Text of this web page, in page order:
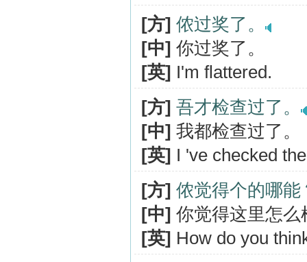
[方] 侬过奖了。
[中] 你过奖了。
[英] I'm flattered.
[方] 吾才检查过了。
[中] 我都检查过了。
[英] I 've checked
[方] 侬觉得个的哪能
[中] 你觉得这里怎么
[英] How do you